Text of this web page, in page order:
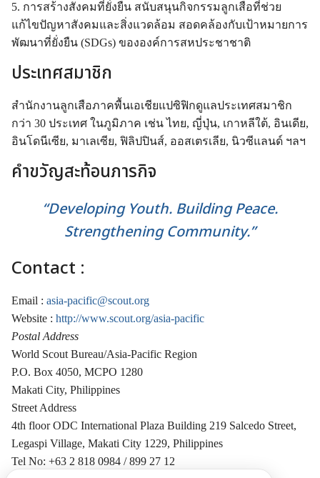
5. การสร้างสังคมที่ยั่งยืน สนับสนุนกิจกรรมลูกเสือที่ช่วย
แก้ไขปัญหาสังคมและสิ่งแวดล้อม สอดคล้องกับเป้าหมายการ
พัฒนาที่ยั่งยืน (SDGs) ขององค์การสหประชาชาติ
ประเทศสมาชิก
สำนักงานลูกเสือภาคพื้นเอเชียแปซิฟิกดูแลประเทศสมาชิก
กว่า 30 ประเทศ ในภูมิภาค เช่น ไทย, ญี่ปุ่น, เกาหลีใต้, อินเดีย,
อินโดนีเซีย, มาเลเซีย, ฟิลิปปินส์, ออสเตรเลีย, นิวซีแลนด์ ฯลฯ
คำขวัญสะท้อนภารกิจ
“Developing Youth. Building Peace.
Strengthening Community.”
Contact :
Email : asia-pacific@scout.org
Website : http://www.scout.org/asia-pacific
Postal Address
World Scout Bureau/Asia-Pacific Region
P.O. Box 4050, MCPO 1280
Makati City, Philippines
Street Address
4th floor ODC International Plaza Building 219 Salcedo Street,
Legaspi Village, Makati City 1229, Philippines
Tel No: +63 2 818 0984 / 899 27 12